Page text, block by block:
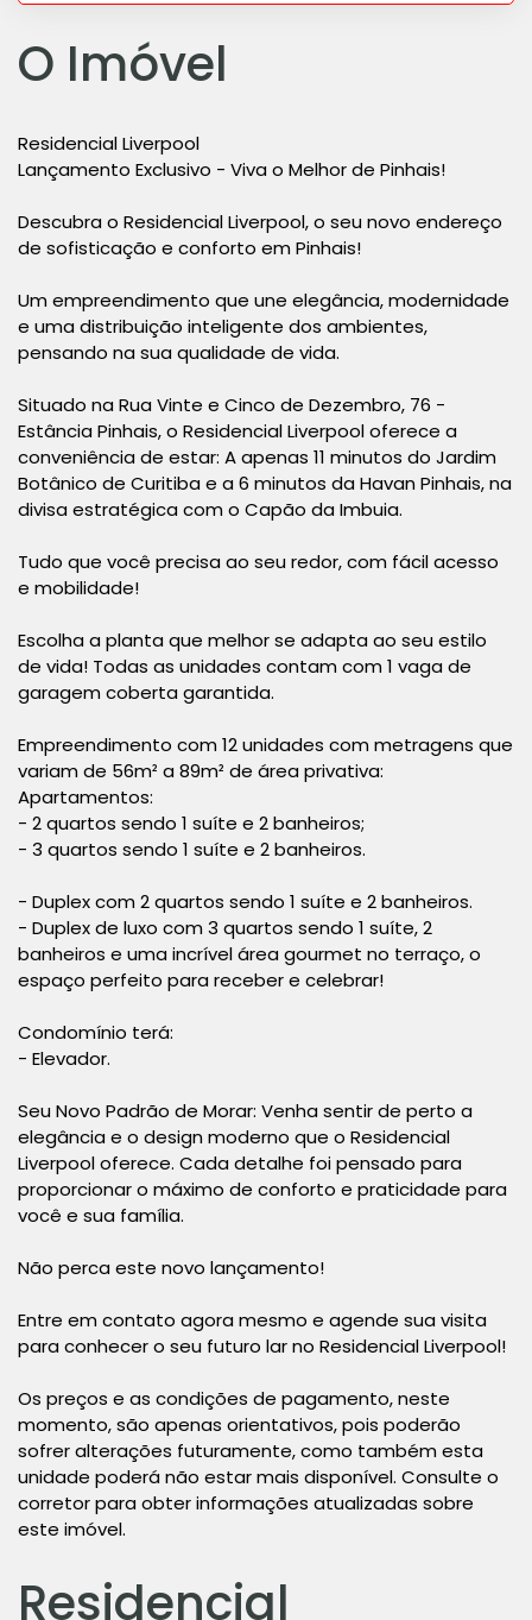
O Imóvel
Residencial Liverpool
Lançamento Exclusivo - Viva o Melhor de Pinhais!
Descubra o Residencial Liverpool, o seu novo endereço
de sofisticação e conforto em Pinhais!
Um empreendimento que une elegância, modernidade
e uma distribuição inteligente dos ambientes,
pensando na sua qualidade de vida.
Situado na Rua Vinte e Cinco de Dezembro, 76 -
Estância Pinhais, o Residencial Liverpool oferece a
conveniência de estar: A apenas 11 minutos do Jardim
Botânico de Curitiba e a 6 minutos da Havan Pinhais, na
divisa estratégica com o Capão da Imbuia.
Tudo que você precisa ao seu redor, com fácil acesso
e mobilidade!
Escolha a planta que melhor se adapta ao seu estilo
de vida! Todas as unidades contam com 1 vaga de
garagem coberta garantida.
Empreendimento com 12 unidades com metragens que
variam de 56m² a 89m² de área privativa:
Apartamentos:
- 2 quartos sendo 1 suíte e 2 banheiros;
- 3 quartos sendo 1 suíte e 2 banheiros.
- Duplex com 2 quartos sendo 1 suíte e 2 banheiros.
- Duplex de luxo com 3 quartos sendo 1 suíte, 2
banheiros e uma incrível área gourmet no terraço, o
espaço perfeito para receber e celebrar!
Condomínio terá:
- Elevador.
Seu Novo Padrão de Morar: Venha sentir de perto a
elegância e o design moderno que o Residencial
Liverpool oferece. Cada detalhe foi pensado para
proporcionar o máximo de conforto e praticidade para
você e sua família.
Não perca este novo lançamento!
Entre em contato agora mesmo e agende sua visita
para conhecer o seu futuro lar no Residencial Liverpool!
Os preços e as condições de pagamento, neste
momento, são apenas orientativos, pois poderão
sofrer alterações futuramente, como também esta
unidade poderá não estar mais disponível. Consulte o
corretor para obter informações atualizadas sobre
este imóvel.
Residencial